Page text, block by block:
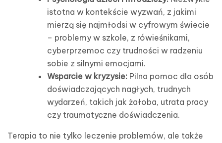
istotna w kontekście wyzwań, z jakimi
mierzą się najmłodsi w cyfrowym świecie
– problemy w szkole, z rówieśnikami,
cyberprzemoc czy trudności w radzeniu
sobie z silnymi emocjami.
Wsparcie w kryzysie: Pilna pomoc dla osób
doświadczających nagłych, trudnych
wydarzeń, takich jak żałoba, utrata pracy
czy traumatyczne doświadczenia.
Terapia to nie tylko leczenie problemów, ale także